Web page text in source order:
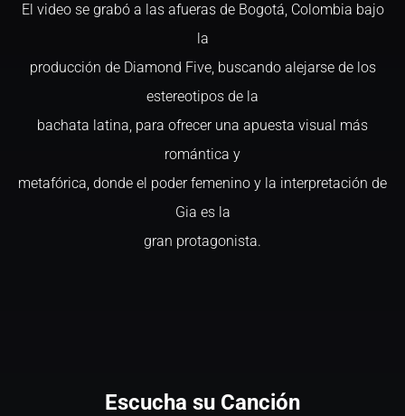
El video se grabó a las afueras de Bogotá, Colombia bajo
la
producción de Diamond Five, buscando alejarse de los
estereotipos de la
bachata latina, para ofrecer una apuesta visual más
romántica y
metafórica, donde el poder femenino y la interpretación de
Gia es la
gran protagonista.
Escucha su Canción